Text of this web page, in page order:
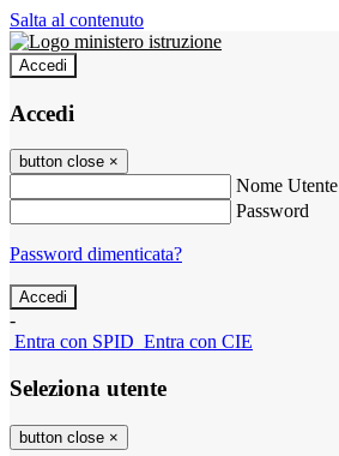
Salta al contenuto
Accedi
Accedi
button close ×
Nome Utente
Password
Password dimenticata?
-
Entra con SPID Entra con CIE
Seleziona utente
button close ×